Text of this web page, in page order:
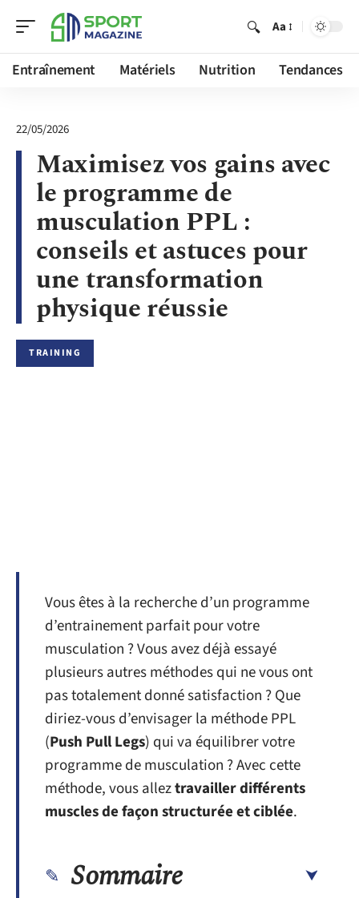
Aa
Entraînement Matériels Nutrition Tendances
22/05/2026
Maximisez vos gains avec
le programme de
musculation PPL :
conseils et astuces pour
une transformation
physique réussie
TRAINING
Vous êtes à la recherche d’un programme
d’entrainement parfait pour votre
musculation ? Vous avez déjà essayé
plusieurs autres méthodes qui ne vous ont
pas totalement donné satisfaction ? Que
diriez-vous d’envisager la méthode PPL
(Push Pull Legs) qui va équilibrer votre
programme de musculation ? Avec cette
méthode, vous alleztravailler différents
muscles de façon structurée et ciblée.
Sommaire